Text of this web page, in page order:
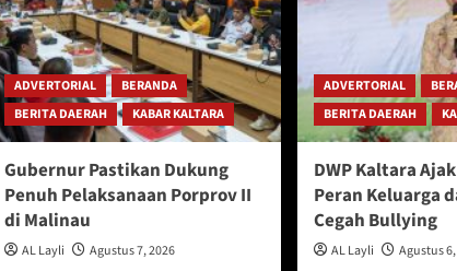
ADVERTORIAL
BERANDA
BERITA DAERAH
KABAR KALTARA
Gubernur Pastikan Dukung
Penuh Pelaksanaan Porprov II
di Malinau
AL Layli Agustus 7, 2026
ADVERTORIAL
BERITA DAERAH
DWP Kaltara
Peran Keluarga
Cegah Bullying
AL Layli Agustus